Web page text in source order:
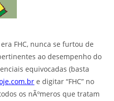
FHC, nunca se furtou de
ao desempenho do
equivocadas (basta
e digitar “FHC” no
os nÃºmeros que tratam